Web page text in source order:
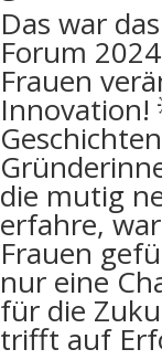
Das war
Forum
Frauen
Innovation!
die mutig
erfahre,
Frauen
nur eine
für die
trifft auf